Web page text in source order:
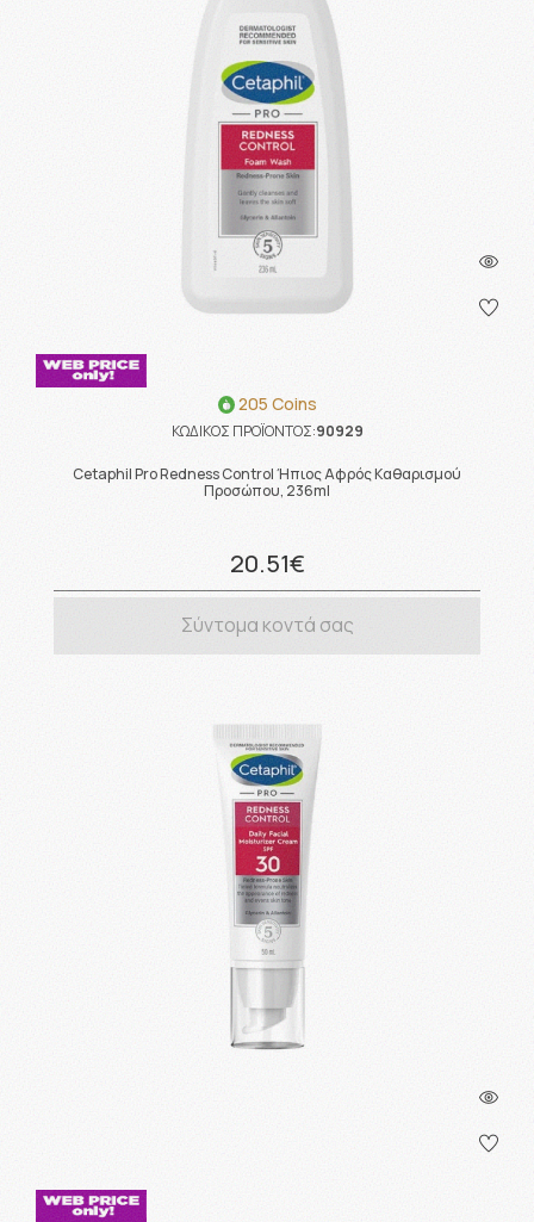
205 Coins
ΚΩΔΙΚΟΣ ΠΡΟΪΟΝΤΟΣ:90929
Cetaphil Pro Redness Control Ήπιος Αφρός Καθαρισμού
Προσώπου, 236ml
20.51€
Σύντομα κοντά σας